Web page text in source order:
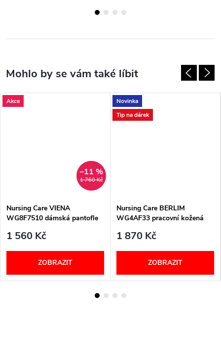
Akce
1 760 Kč
–11 %
Nursing Care VIENA
WG8F7510 dámská pantofle
1 560 Kč
ZOBRAZIT
Novinka
Tip na dárek
Nursing Care BERLIM
WG4AF33 pracovní kožená
dámská bez pásku květy
1 870 Kč
ZOBRAZIT